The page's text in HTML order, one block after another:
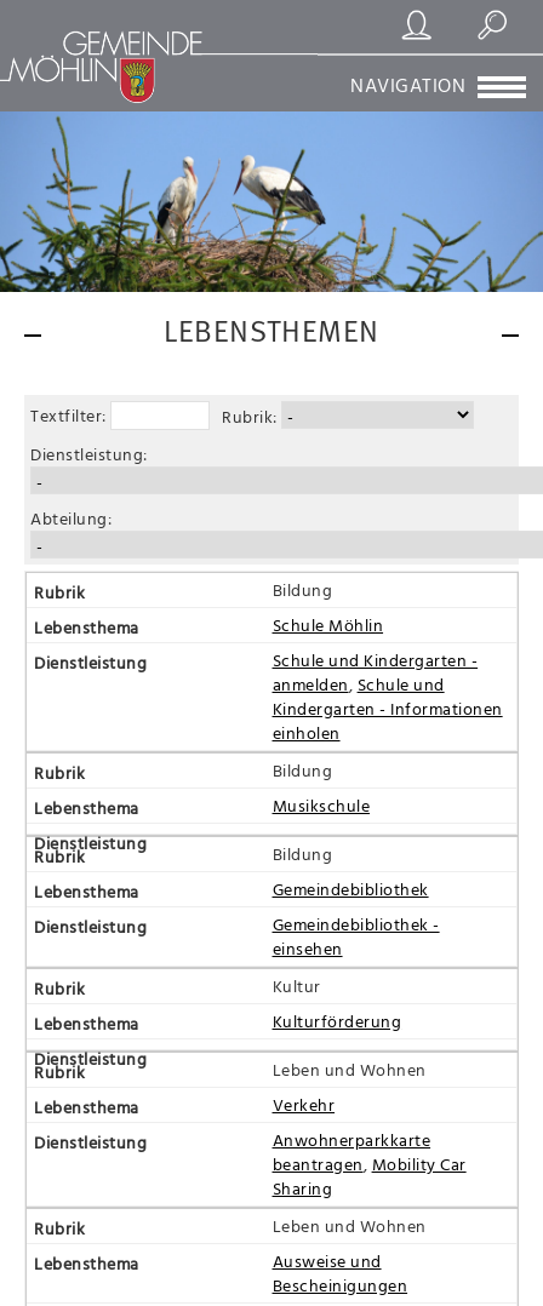
Registrierung/Login
Suchen
NAVIGATION
LEBENSTHEMEN
Textfilter:
Rubrik:
Dienstleistung:
Abteilung:
Bildung
Schule Möhlin
Schule und Kindergarten -
anmelden, Schule und
Kindergarten - Informationen
einholen
Bildung
Musikschule
Bildung
Gemeindebibliothek
Gemeindebibliothek -
einsehen
Kultur
Kulturförderung
Leben und Wohnen
Verkehr
Anwohnerparkkarte
beantragen, Mobility Car
Sharing
Leben und Wohnen
Ausweise und
Bescheinigungen